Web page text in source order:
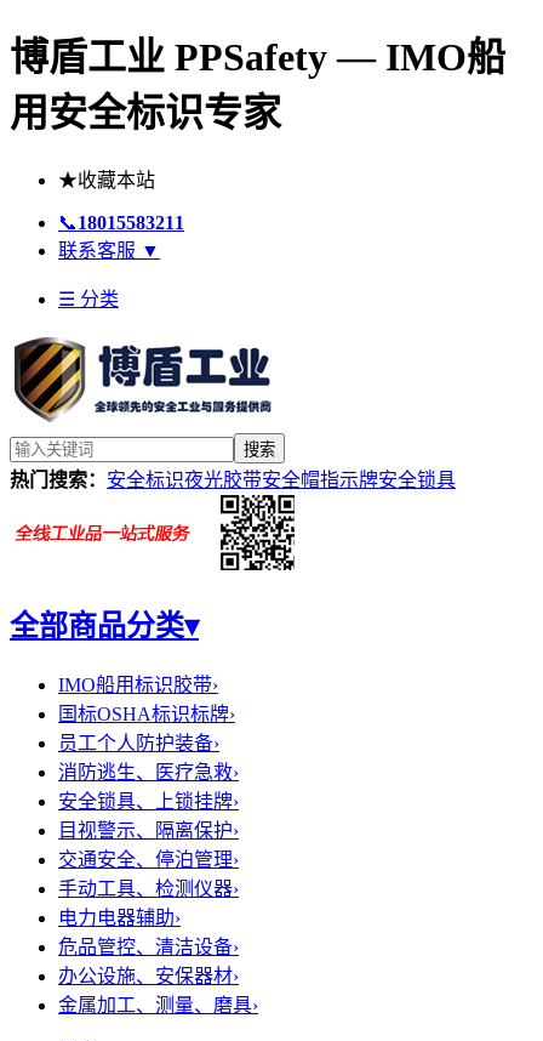
博盾工业 PPSafety — IMO船
用安全标识专家
★收藏本站
📞18015583211
联系客服 ▼
☰ 分类
搜索
热门搜索： 安全标识夜光胶带安全帽指示牌安全锁具
全部商品分类▾
IMO船用标识胶带›
国标OSHA标识标牌›
员工个人防护装备›
消防逃生、医疗急救›
安全锁具、上锁挂牌›
目视警示、隔离保护›
交通安全、停泊管理›
手动工具、检测仪器›
电力电器辅助›
危品管控、清洁设备›
办公设施、安保器材›
金属加工、测量、磨具›